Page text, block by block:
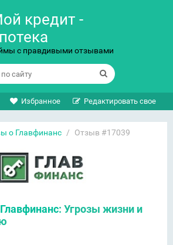
кредит -
с правдивыми отзывами
Избранное Редактировать свое
о Главфинанс / Отзыв #17039
Главфинанс: Угрозы жизни и